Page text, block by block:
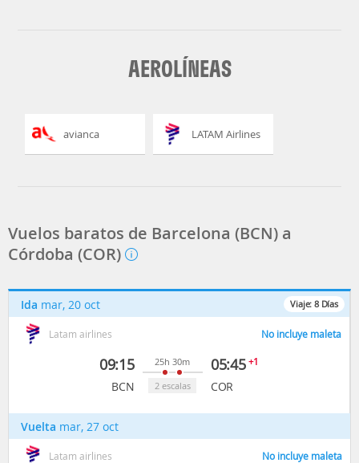
AEROLÍNEAS
avianca LATAM Airlines
Vuelos baratos de Barcelona (BCN) a
Córdoba (COR)
Viaje: 8 Días
Ida mar, 20 oct
Latam airlines No incluye maleta
09:15
BCN
25h 30m
2 escalas
05:45+1
COR
Vuelta mar, 27 oct
Latam airlines No incluye maleta